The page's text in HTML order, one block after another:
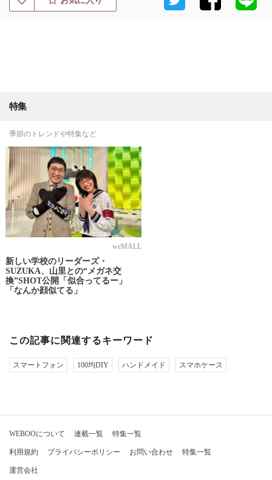
特集
季節のトレンドや特集など
weMALL
新しい学校のリーダーズ・
SUZUKA、山里との“メガネ交
換”SHOT公開「似合ってるー」
「なんか顔似てる」
この記事に関連するキーワード
スマートフォン 100均DIY ハンドメイド スマホケース
WEBOOについて 連載一覧 特集一覧
利用規約 プライバシーポリシー お問い合わせ 特集一覧
運営会社